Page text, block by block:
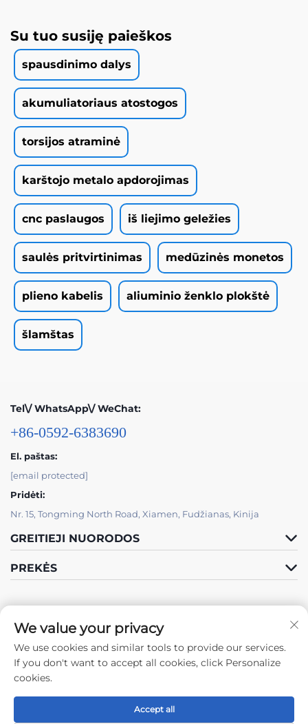
Su tuo susiję paieškos
spausdinimo dalys
akumuliatoriaus atostogos
torsijos atraminė
karštojo metalo apdorojimas
cnc paslaugos iš liejimo geležies
saulės pritvirtinimas medūzinės monetos
plieno kabelis aliuminio ženklo plokštė
šlamštas
Tel\/ WhatsApp\/ WeChat:
+86-0592-6383690
El. paštas:
[email protected]
Pridėti:
Nr. 15, Tongming North Road, Xiamen, Fudžianas, Kinija
GREITIEJI NUORODOS
PREKĖS
Sekite mus
Autorių teisės © 2024 Xiamen Tongchengjianhui Industry & Trade Co.,
We value your privacy
We use cookies and similar tools to provide our services.
If you don't want to accept all cookies, click Personalize
cookies.
Accept all